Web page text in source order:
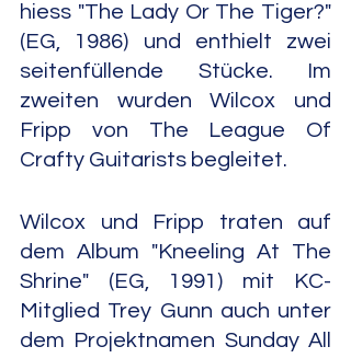
hiess "The Lady Or The Tiger?"
(EG, 1986) und enthielt zwei
seitenfüllende Stücke. Im
zweiten wurden Wilcox und
Fripp von The League Of
Crafty Guitarists begleitet.
Wilcox und Fripp traten auf
dem Album "Kneeling At The
Shrine" (EG, 1991) mit KC-
Mitglied Trey Gunn auch unter
dem Projektnamen Sunday All